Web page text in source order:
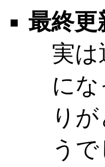
最終更
実は
に
り
う